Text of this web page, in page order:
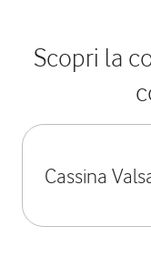
Scopri la
Cassina